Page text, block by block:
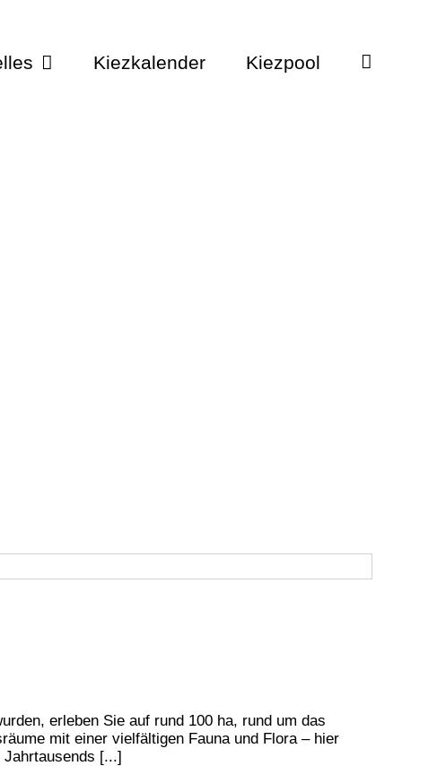
Kiezkalender Kiezpool
erleben Sie auf rund 100 ha, rund um das
mit einer vielfältigen Fauna und Flora – hier
Jahrtausends [...]